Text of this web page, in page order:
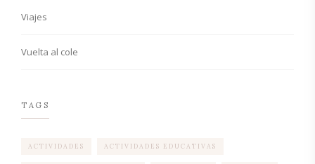
Viajes
Vuelta al cole
TAGS
ACTIVIDADES ACTIVIDADES EDUCATIVAS